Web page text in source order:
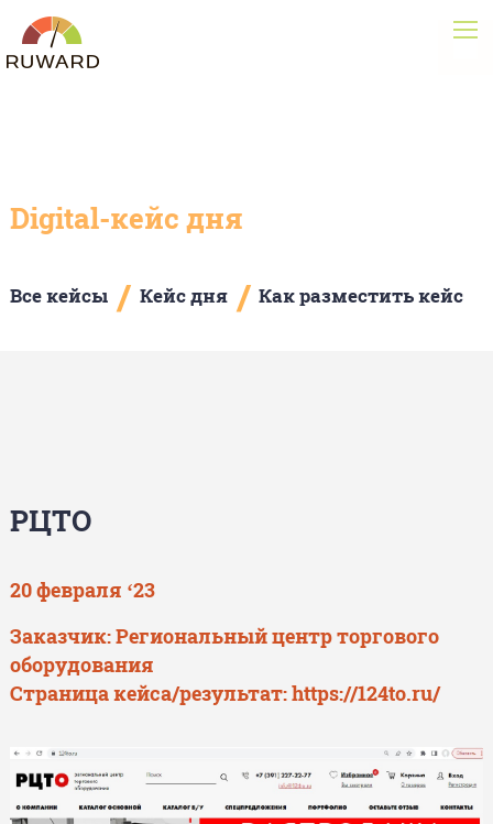
Digital-кейс дня
Все кейсы / Кейс дня / Как разместить кейс
РЦТО
20 февраля ‘23
Заказчик: Региональный центр торгового
оборудования
Страница кейса/результат:https://124to.ru/